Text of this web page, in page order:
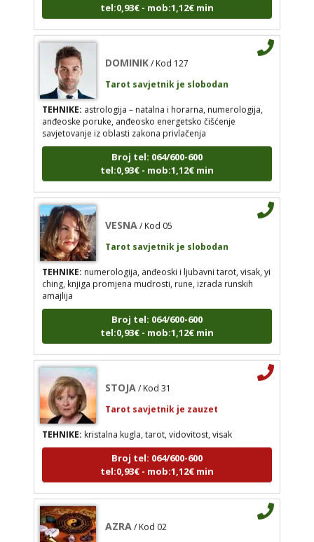
Tarot savjetnik je slobodan
TEHNIKE:astrologija – natalna i horarna,
numerologija, anđeoske poruke, anđeosko
energetsko čišćenje savjetovanje iz oblasti zakona
privlačenja
tel:0,93€ - mob:1,12€ min
VESNA / Kod 05
Tarot savjetnik je slobodan
TEHNIKE:numerologija, anđeoski i ljubavni tarot,
visak, yi ching, knjiga promjena mudrosti, rune,
izrada runskih amajlija
Broj tel: 064/600-600
tel:0,93€ - mob:1,12€ min
TEHNIKE:kristalna kugla, tarot, vidovitost, visak
Broj tel: 064/600-600
tel:0,93€ - mob:1,12€ min
AZRA/ Kod 02
Tarot savjetnik je slobodan
Tarot savjetnik je slobodan
TEHNIKE: astrologija – natalna i horarna, numerologija,
anđeoske poruke, anđeosko energetsko čišćenje
savjetovanje iz oblasti zakona privlačenja
Broj tel: 064/600-600
tel:0,93€ - mob:1,12€ min
Tarot savjetnik je slobodan
TEHNIKE:numerologija, anđeoski i ljubavni tarot, visak, yi
ching, knjiga promjena mudrosti, rune, izrada runskih
amajlija
tel:0,93€ - mob:1,12€ min
Tarot savjetnik je zauzet
TEHNIKE:kristalna kugla, tarot, vidovitost, visak
Broj tel: 064/600-600
tel:0,93€ - mob:1,12€ min
Tarot savjetnik je slobodan